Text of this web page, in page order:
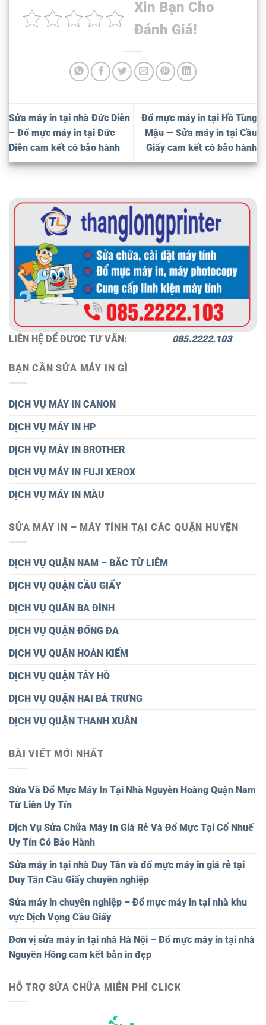
Xin Bạn Cho
Đánh Giá!
Sửa máy in tại nhà Đức Diễn
– Đổ mực máy in tại Đức
Diễn cam kết có bảo hành
Đổ mực máy in tại Hồ Tùng
Mậu — Sửa máy in tại Cầu
Giấy cam kết có bảo hành
LIÊN HỆ ĐỂ ĐƯƠC TƯ VẤN: 085.2222.103
BẠN CẦN SỬA MÁY IN GÌ
DỊCH VỤ MÁY IN CANON
DỊCH VỤ MÁY IN HP
DỊCH VỤ MÁY IN BROTHER
DỊCH VỤ MÁY IN FUJI XEROX
DỊCH VỤ MÁY IN MÀU
SỬA MÁY IN – MÁY TÍNH TẠI CÁC QUẬN HUYỆN
DỊCH VỤ QUẬN NAM – BẮC TỪ LIÊM
DỊCH VỤ QUẬN CẦU GIẤY
DỊCH VỤ QUÂN BA ĐÌNH
DỊCH VỤ QUẬN ĐỐNG ĐA
DỊCH VỤ QUẬN HOÀN KIẾM
DỊCH VỤ QUẬN TÂY HỒ
DỊCH VỤ QUẬN HAI BÀ TRƯNG
DỊCH VỤ QUẬN THANH XUÂN
BÀI VIẾT MỚI NHẤT
Sửa Và Đổ Mực Máy In Tại Nhà Nguyễn Hoàng Quận Nam
Từ Liên Uy Tín
Dịch Vụ Sửa Chữa Máy In Giá Rẻ Và Đổ Mực Tại Cổ Nhuế
Uy Tín Có Bảo Hành
Sửa máy in tại nhà Duy Tân và đổ mực máy in giá rẻ tại
Duy Tân Cầu Giấy chuyên nghiệp
Sửa máy in chuyên nghiệp – Đổ mực máy in tại nhà khu
vực Dịch Vọng Cầu Giấy
Đơn vị sửa máy in tại nhà Hà Nội – Đổ mực máy in tại nhà
Nguyên Hồng cam kết bản in đẹp
HỖ TRỢ SỬA CHỮA MIỄN PHÍ CLICK